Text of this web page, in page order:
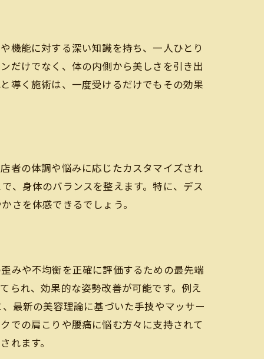
機能に対する深い知識を持ち、一人ひとり
だけでなく、体の内側から美しさを引き出
導く施術は、一度受けるだけでもその効果
者の体調や悩みに応じたカスタマイズされ
、身体のバランスを整えます。特に、デス
さを体感できるでしょう。
みや不均衡を正確に評価するための最先端
られ、効果的な姿勢改善が可能です。例え
最新の美容理論に基づいた手技やマッサー
での肩こりや腰痛に悩む方々に支持されて
れます。